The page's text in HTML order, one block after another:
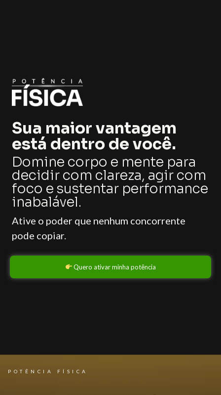
Sua maior vantagem
está dentro de você.
Domine corpo e mente para
decidir com clareza, agir com
foco e sustentar performance
inabalável.
Ative o poder que nenhum concorrente
pode copiar.
Quero ativar minha potência
POTÊNCIA FÍSICA